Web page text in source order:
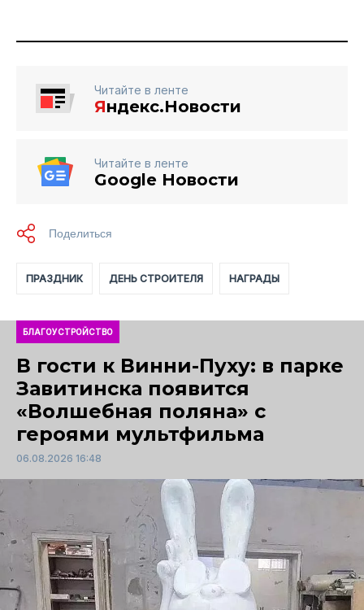
Читайте в ленте
Яндекс.Новости
Читайте в ленте
Google Новости
ПРАЗДНИК ДЕНЬ СТРОИТЕЛЯ НАГРАДЫ
БЛАГОУСТРОЙСТВО
В гости к Винни-Пуху: в парке
Завитинска появится
«Волшебная поляна» с
героями мультфильма
06.08.2026 16:48